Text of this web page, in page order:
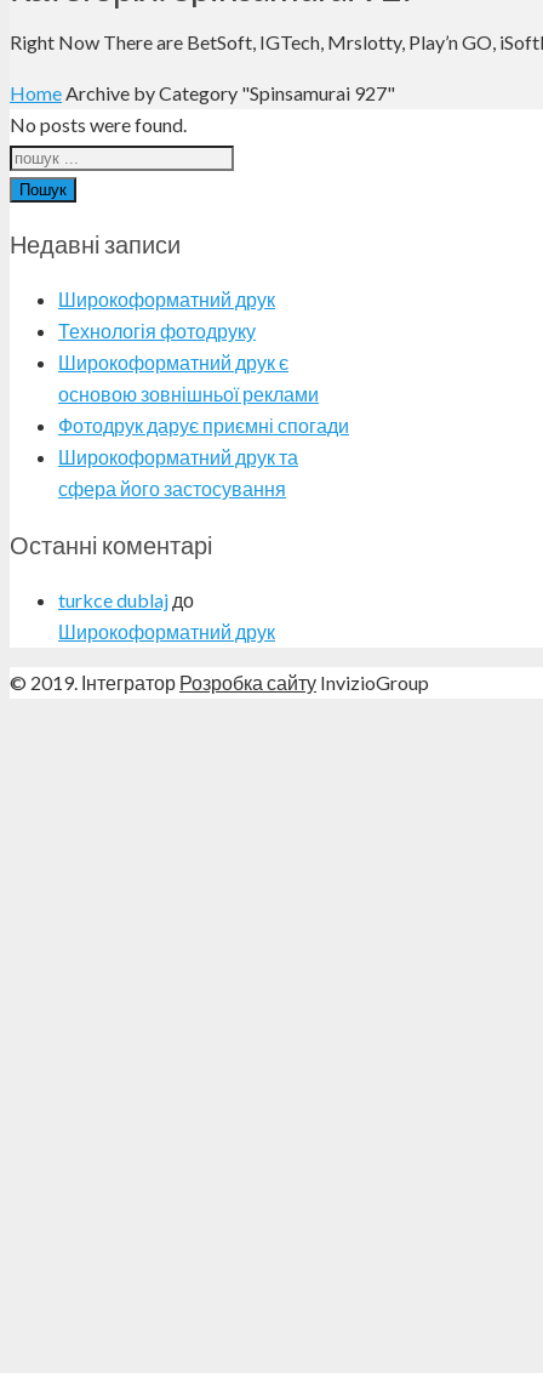
Right Now There are BetSoft, IGTech, Mrslotty, Play’n GO,
HomeArchive by Category "Spinsamurai 927"
No posts were found.
Пошук
Недавні записи
Широкоформатний друк
Технологія фотодруку
Широкоформатний друк є
основою зовнішньої реклами
Фотодрук дарує приємні спогади
Широкоформатний друк та
сфера його застосування
Останні коментарі
turkce dublaj до
Широкоформатний друк
© 2019. Інтегратор Розробка сайту InvizioGroup